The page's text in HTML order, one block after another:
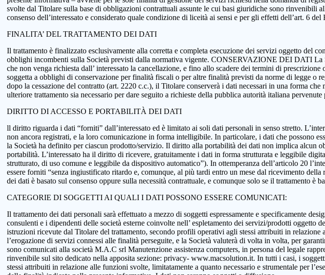
svolte dal Titolare sulla base di obbligazioni contrattuali assunte le cui basi giuridiche sono rinvenibili
consenso dell’interessato e considerato quale condizione di liceità ai sensi e per gli effetti dell’art. 6 del
FINALITA’ DEL TRATTAMENTO DEI DATI
Il trattamento è finalizzato esclusivamente alla corretta e completa esecuzione dei servizi oggetto del
obblighi incombenti sulla Società previsti dalla normativa vigente. CONSERVAZIONE DEI DATI La
che non venga richiesta dall’ interessato la cancellazione, e fino allo scadere dei termini di
soggetta a obblighi di conservazione per finalità fiscali o per altre finalità previsti da norme di legge o
dopo la cessazione del contratto (art. 2220 c.c.), il Titolare conserverà i dati necessari in una forma
ulteriore trattamento sia necessario per dare seguito a richieste della pubblica autorità italiana
DIRITTO DI ACCESSO E PORTABILITÀ DEI DATI
ll diritto riguarda i dati “forniti” dall’interessato ed è limitato ai soli dati personali in senso stretto.
non ancora registrati, e la loro comunicazione in forma intelligibile. In particolare, i dati che possono
la Società ha definito per ciascun prodotto/servizio. Il diritto alla portabilità dei dati non implica alcun
portabilità. L’interessato ha il diritto di ricevere, gratuitamente i dati in forma strutturata e leggibile
strutturato, di uso comune e leggibile da dispositivo automatico”). In ottemperanza dell’articolo 20
essere forniti “senza ingiustificato ritardo e, comunque, al più tardi entro un mese dal ricevimento
dei dati è basato sul consenso oppure sulla necessità contrattuale, e comunque solo se il trattamento
CATEGORIE DI SOGGETTI AI QUALI I DATI POSSONO ESSERE COMUNICATI:
Il trattamento dei dati personali sarà effettuato a mezzo di soggetti espressamente e specificamente
consulenti e i dipendenti delle società esterne coinvolte nell’ espletamento dei servizi/prodotti
istruzioni ricevute dal Titolare del trattamento, secondo profili operativi agli stessi attribuiti in
l’erogazione di servizi connessi alle finalità perseguite, e la Società valuterà di volta in volta, per
sono comunicati alla società M.A.C srl Manutenzione assistenza computers, in persona del legale
rinvenibile sul sito dedicato nella apposita sezione: privacy- www.macsolution.it. In tutti i casi, i
stessi attribuiti in relazione alle funzioni svolte, limitatamente a quanto necessario e strumentale per